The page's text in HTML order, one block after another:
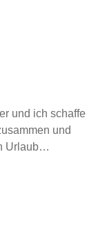
und ich schaffe
und
Urlaub…